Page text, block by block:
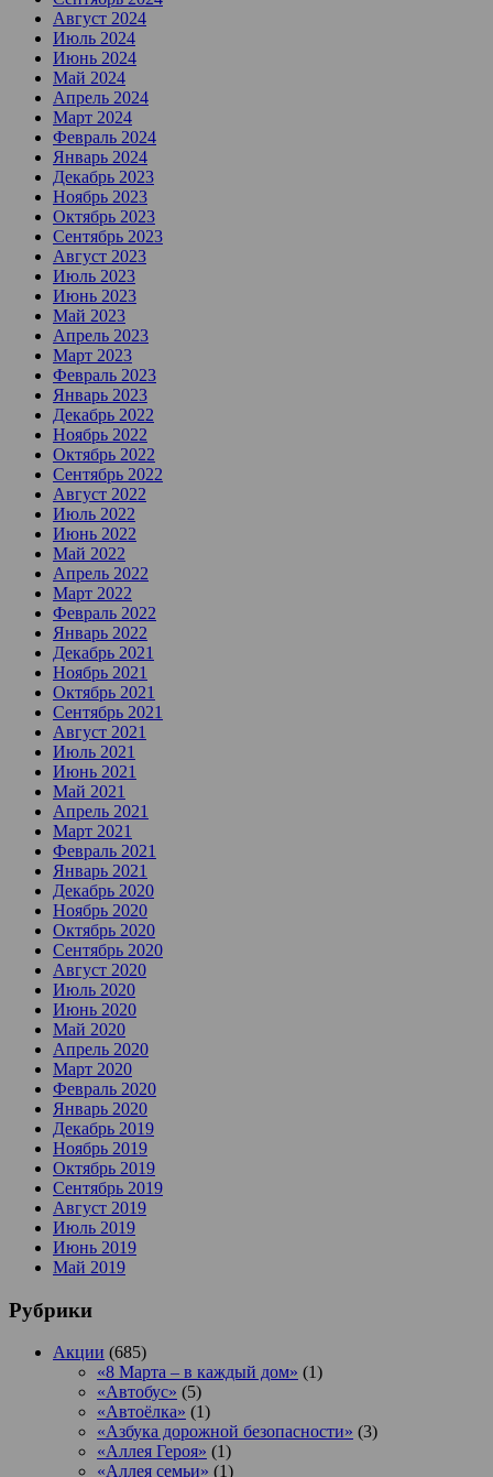
Август 2024
Июль 2024
Июнь 2024
Май 2024
Апрель 2024
Март 2024
Февраль 2024
Январь 2024
Декабрь 2023
Ноябрь 2023
Октябрь 2023
Сентябрь 2023
Август 2023
Июль 2023
Июнь 2023
Май 2023
Апрель 2023
Март 2023
Февраль 2023
Январь 2023
Декабрь 2022
Ноябрь 2022
Октябрь 2022
Сентябрь 2022
Август 2022
Июль 2022
Июнь 2022
Май 2022
Апрель 2022
Март 2022
Февраль 2022
Январь 2022
Декабрь 2021
Ноябрь 2021
Октябрь 2021
Сентябрь 2021
Август 2021
Июль 2021
Июнь 2021
Май 2021
Апрель 2021
Март 2021
Февраль 2021
Январь 2021
Декабрь 2020
Ноябрь 2020
Октябрь 2020
Сентябрь 2020
Август 2020
Июль 2020
Июнь 2020
Май 2020
Апрель 2020
Март 2020
Февраль 2020
Январь 2020
Декабрь 2019
Ноябрь 2019
Октябрь 2019
Сентябрь 2019
Август 2019
Июль 2019
Июнь 2019
Май 2019
Рубрики
Акции (685)
«8 Марта – в каждый дом» (1)
«Автобус» (5)
«Автоёлка» (1)
«Азбука дорожной безопасности» (3)
«Аллея Героя» (1)
«Аллея семьи» (1)